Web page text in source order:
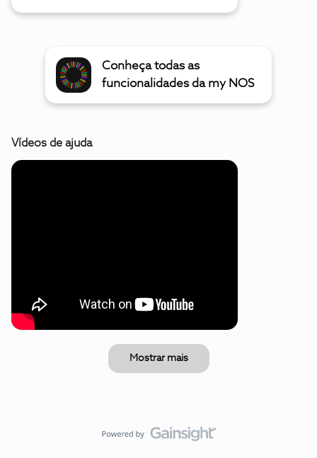
Conheça todas as
funcionalidades da my NOS
Vídeos de ajuda
Mostrar mais